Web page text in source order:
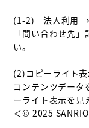
(1-2)　法人利用 →
「問い合わせ先
い。
(2)コピーライト
コンテンツデータ
ーライト表示を見
＜© 2025